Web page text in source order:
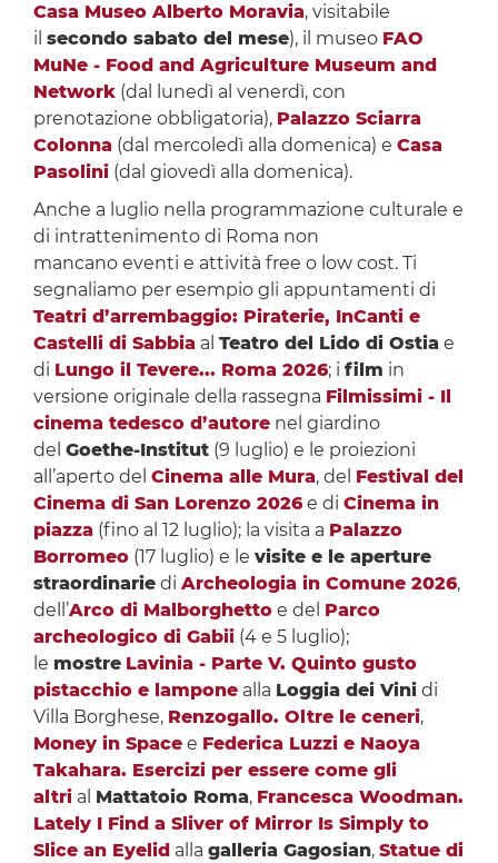
Casa Museo Alberto Moravia, visitabile
il secondo sabato del mese), il museo FAO
MuNe - Food and Agriculture Museum and
Network(dal lunedì al venerdì, con
prenotazione obbligatoria), Palazzo Sciarra
Colonna(dal mercoledì alla domenica) e Casa
Pasolini(dal giovedì alla domenica).
Anche a luglio nella programmazione culturale e
di intrattenimento di Roma non
mancano eventi e attività free o low cost. Ti
segnaliamo per esempio gli appuntamenti di
Teatri d’arrembaggio: Piraterie, InCanti e
Castelli di Sabbiaal Teatro del Lido di Ostia e
di Lungo il Tevere... Roma 2026; i film in
versione originale della rassegna Filmissimi - Il
cinema tedesco d’autorenel giardino
del Goethe-Institut(9 luglio) e le proiezioni
all’aperto del Cinema alle Mura, del Festival del
Cinema di San Lorenzo 2026e di Cinema in
piazza(fino al 12 luglio); la visita a Palazzo
Borromeo(17 luglio) e le visite e le aperture
straordinariedi Archeologia in Comune 2026,
dell’Arco di Malborghettoe del Parco
archeologico di Gabii(4 e 5 luglio);
le mostre Lavinia - Parte V. Quinto gusto
pistacchio e lamponealla Loggia dei Vinidi
Villa Borghese, Renzogallo. Oltre le ceneri,
Money in Spacee Federica Luzzi e Naoya
Takahara. Esercizi per essere come gli
altrial Mattatoio Roma, Francesca Woodman.
Lately I Find a Sliver of Mirror Is Simply to
Slice an Eyelid alla galleria Gagosian, Statue di